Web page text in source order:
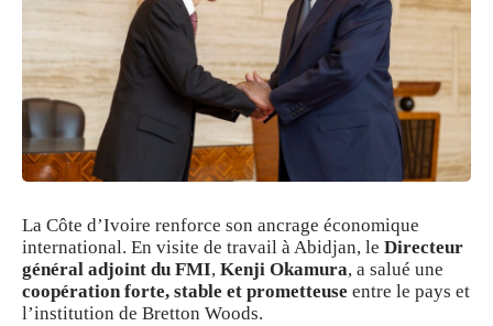
La Côte d’Ivoire renforce son ancrage économique
international. En visite de travail à Abidjan, le Directeur
général adjoint du FMI, Kenji Okamura, a salué une
coopération forte, stable et prometteuse entre le pays et
l’institution de Bretton Woods.